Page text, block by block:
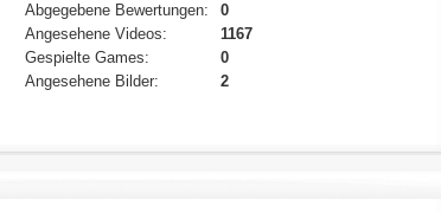
Abgegebene Bewertungen:
0
Angesehene Videos:
1167
Gespielte Games:
0
Angesehene Bilder:
2